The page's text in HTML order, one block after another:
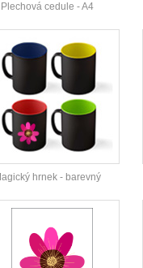
Plechová cedule - A4
hrnek - barevný